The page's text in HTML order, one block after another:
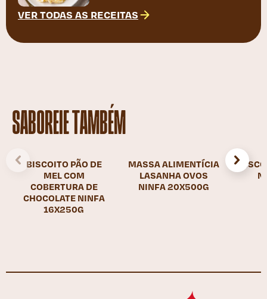
VER TODAS AS RECEITAS
SABOREIE TAMBÉM
BISCOITO PÃO DE
MEL COM
COBERTURA DE
CHOCOLATE NINFA
16X250G
MASSA ALIMENTÍCIA
LASANHA OVOS
NINFA 20X500G